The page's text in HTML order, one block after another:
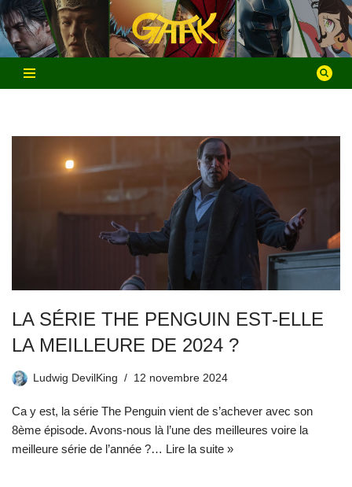
Aller
au
contenu
LA SÉRIE THE PENGUIN EST-ELLE
LA MEILLEURE DE 2024 ?
Ludwig DevilKing 12 novembre 2024
Ca y est, la série The Penguin vient de s’achever avec son
8ème épisode. Avons-nous là l’une des meilleures voire la
meilleure série de l’année ?… Lire la suite »